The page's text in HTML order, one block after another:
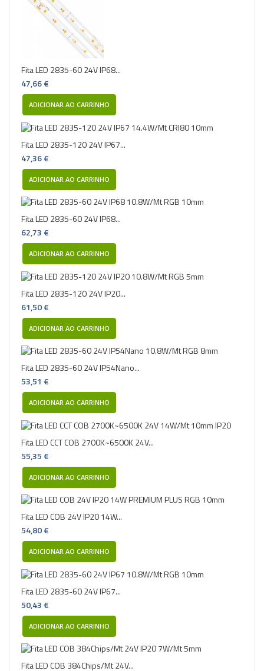
Fita LED 2835-60 24V IP68...
47,66 €
ADICIONAR AO CARRINHO
Fita LED 2835-120 24V IP67...
47,36 €
ADICIONAR AO CARRINHO
Fita LED 2835-60 24V IP68...
62,73 €
ADICIONAR AO CARRINHO
Fita LED 2835-120 24V IP20...
61,50 €
ADICIONAR AO CARRINHO
Fita LED 2835-60 24V IP54Nano...
53,51 €
ADICIONAR AO CARRINHO
Fita LED CCT COB 2700K~6500K 24V...
55,35 €
ADICIONAR AO CARRINHO
Fita LED COB 24V IP20 14W...
54,80 €
ADICIONAR AO CARRINHO
Fita LED 2835-60 24V IP67...
50,43 €
ADICIONAR AO CARRINHO
Fita LED COB 384Chips/Mt 24V...